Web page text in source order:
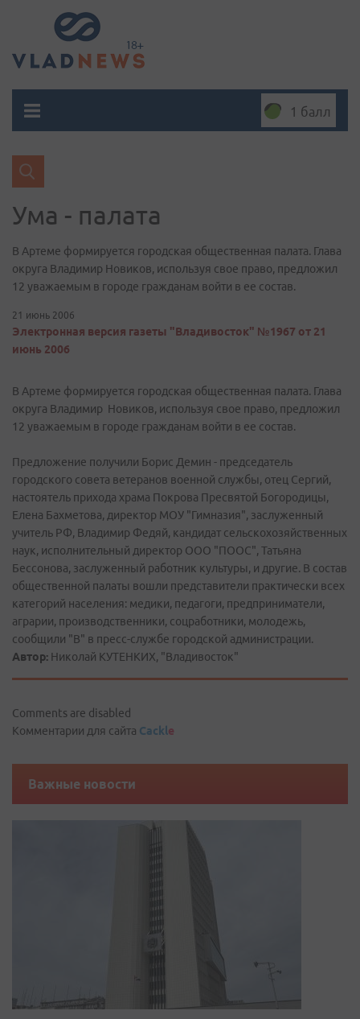
1 балл
Ума - палата
В Артеме формируется городская общественная палата. Глава
округа Владимир Новиков, используя свое право, предложил
12 уважаемым в городе гражданам войти в ее состав.
21 июнь 2006
Электронная версия газеты "Владивосток" №1967 от 21
июнь 2006
В Артеме формируется городская общественная палата. Глава
округа Владимир Новиков, используя свое право, предложил
12 уважаемым в городе гражданам войти в ее состав.
Предложение получили Борис Демин - председатель
городского совета ветеранов военной службы, отец Сергий,
настоятель прихода храма Покрова Пресвятой Богородицы,
Елена Бахметова, директор МОУ "Гимназия", заслуженный
учитель РФ, Владимир Федяй, кандидат сельскохозяйственных
наук, исполнительный директор ООО "ПООС", Татьяна
Бессонова, заслуженный работник культуры, и другие. В состав
общественной палаты вошли представители практически всех
категорий населения: медики, педагоги, предприниматели,
аграрии, производственники, соцработники, молодежь,
сообщили "В" в пресс-службе городской администрации.
Автор: Николай КУТЕНКИХ, "Владивосток"
Comments are disabled
Комментарии для сайта Cackle
Важные новости